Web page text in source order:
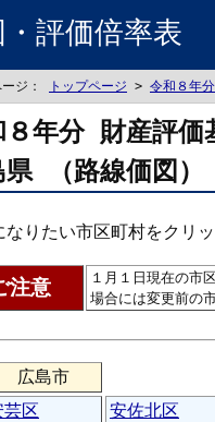
評価倍率表
ジ： トップページ > 令和８年分
８年分 財産評価
県 （路線価図）
なりたい市区町村をクリ
注意
１月１日現在の市
場合には変更前の
広島市
芸区
安佐北区